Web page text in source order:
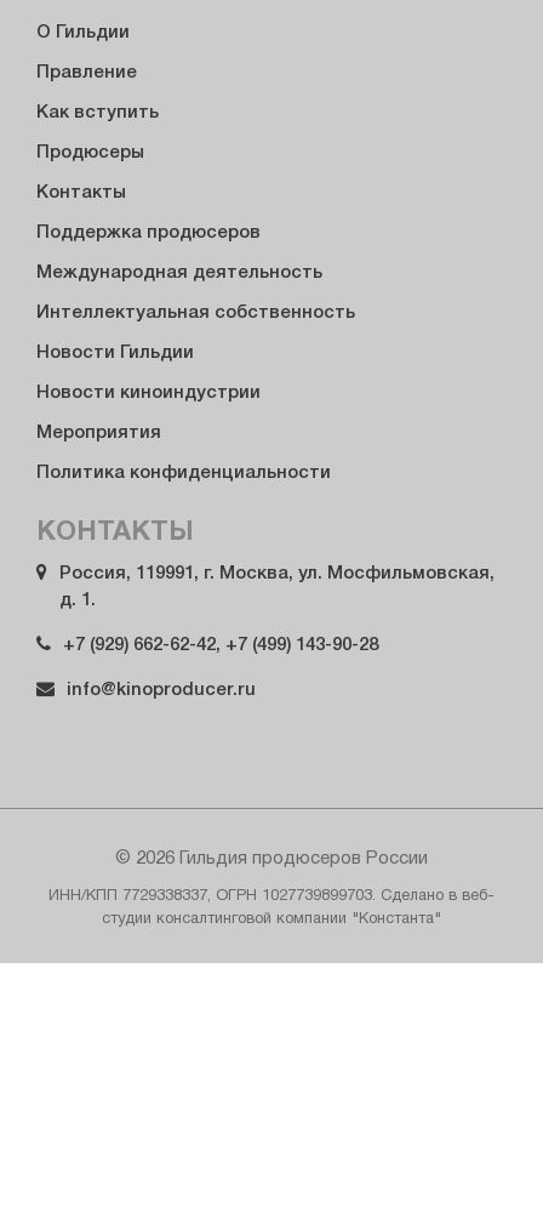
О Гильдии
Правление
Как вступить
Продюсеры
Контакты
Поддержка продюсеров
Международная деятельность
Интеллектуальная собственность
Новости Гильдии
Новости киноиндустрии
Мероприятия
Политика конфиденциальности
КОНТАКТЫ
Россия, 119991, г. Москва, ул. Мосфильмовская,
д. 1.
+7 (929) 662-62-42, +7 (499) 143-90-28
info@kinoproducer.ru
© 2026 Гильдия продюсеров России
ИНН/КПП 7729338337, ОГРН 1027739899703. Сделано в веб-
студии консалтинговой компании "Константа"